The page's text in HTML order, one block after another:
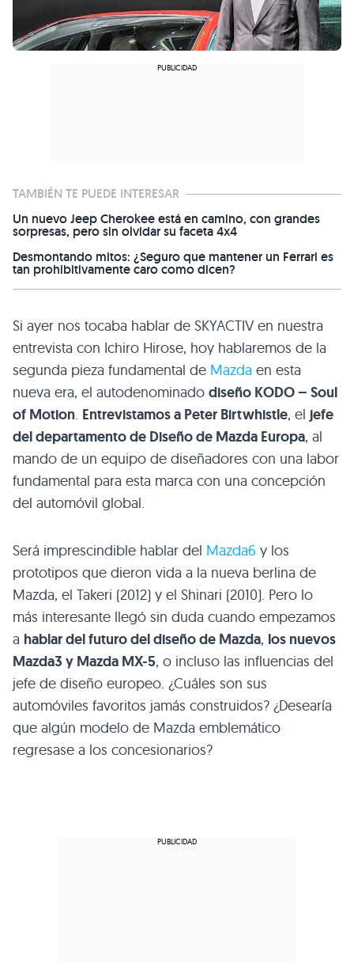
TAMBIÉN TE PUEDE INTERESAR
Un nuevo Jeep Cherokee está en camino, con grandes
sorpresas, pero sin olvidar su faceta 4x4
Desmontando mitos: ¿Seguro que mantener un Ferrari es
tan prohibitivamente caro como dicen?
Si ayer nos tocaba hablar de SKYACTIVen nuestra
entrevista con Ichiro Hirose, hoy hablaremos de la
segunda pieza fundamental de Mazda en esta
nueva era, el autodenominado diseño KODO– Soul
of Motion. Entrevistamos a Peter Birtwhistle, el jefe
del departamento de Diseño de Mazda Europa, al
mando de un equipo de diseñadores con una labor
fundamental para esta marca con una concepción
del automóvil global.
Será imprescindible hablar del Mazda6 y los
prototipos que dieron vida a la nueva berlina de
Mazda, el Takeri (2012) y el Shinari (2010). Pero lo
más interesante llegó sin duda cuando empezamos
a hablar del futuro del diseño de Mazda, los nuevos
Mazda3 y Mazda MX-5, o incluso las influencias del
jefe de diseño europeo. ¿Cuáles son sus
automóviles favoritos jamás construidos? ¿Desearía
que algún modelo de Mazda emblemático
regresase a los concesionarios?